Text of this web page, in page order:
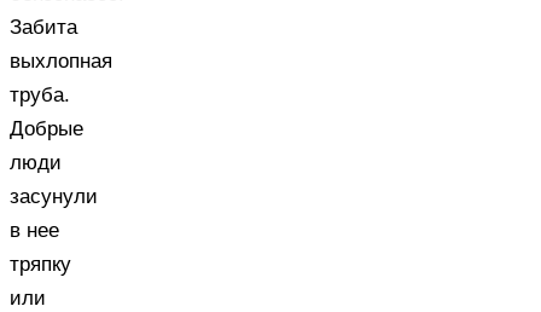
Забита
выхлопная
труба.
Добрые
люди
засунули
в нее
тряпку
или